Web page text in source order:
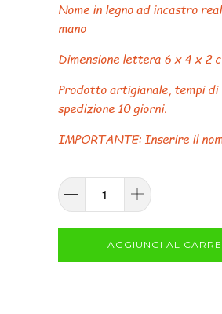
Nome in legno ad incastro
mano
Dimensione lettera 6 x 4 x 2
Prodotto artigianale, tempi di
spedizione 10 giorni.
IMPORTANTE: Inserire il
AGGIUNGI AL